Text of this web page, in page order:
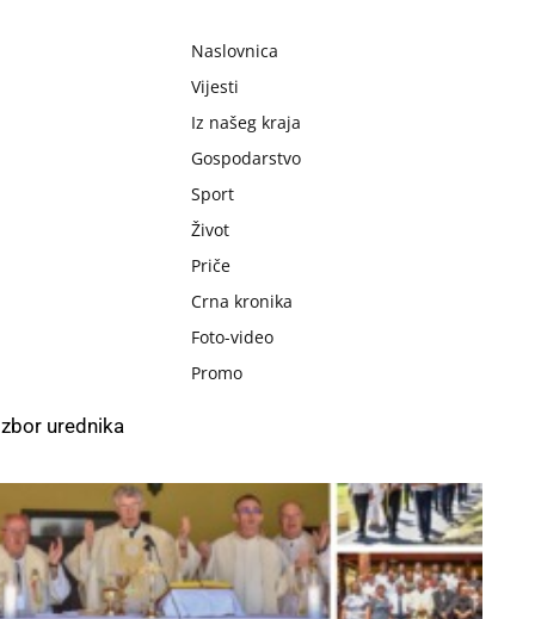
Naslovnica
Vijesti
Iz našeg kraja
Gospodarstvo
Sport
Život
Priče
Crna kronika
Foto-video
Promo
urednika